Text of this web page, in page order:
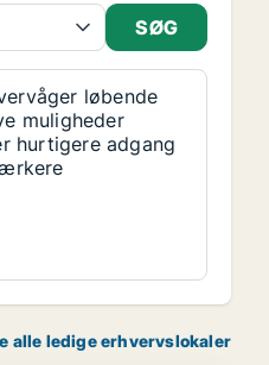
løbende
muligheder
hurtigere adgang
alle ledige erhvervslokaler